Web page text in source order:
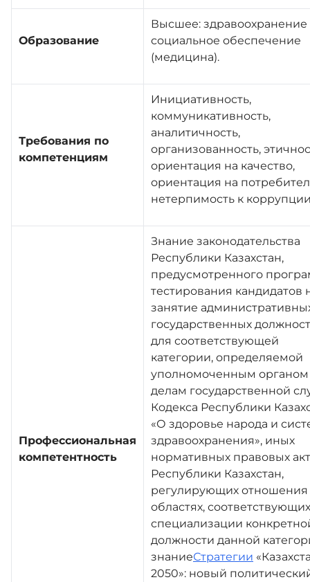
Образование
Высшее: здравоохранение
социальное обеспечение
(медицина).
Требования по
компетенциям
Инициативность,
коммуникативность,
аналитичность,
организованность,
ориентация на качество,
ориентация на
нетерпимость к
Профессиональная
компетентность
Знание законодательства
Республики Казахстан,
предусмотренного
тестирования кандидатов
занятие
государственных
для соответствующей
категории, определяемой
уполномоченным
делам государственной
Кодекса Республики
«О здоровье народа и
здравоохранения», иных
нормативных правовых
Республики Казахстан,
регулирующих отношения
областях, соответствующих
специализации
должности данной
знаниеСтратегии
2050»: новый